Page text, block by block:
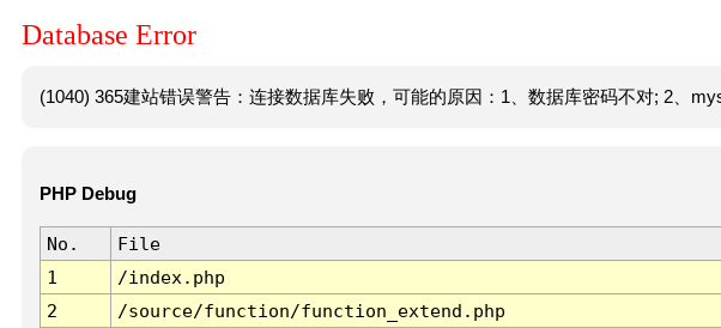
Database Error
(1040) 365建站错误警告：连接数据库失败，可能的原因：1、数据库密码不对; 2、
PHP Debug
No. File
1
/index.php
2
/source/function/function_extend.php